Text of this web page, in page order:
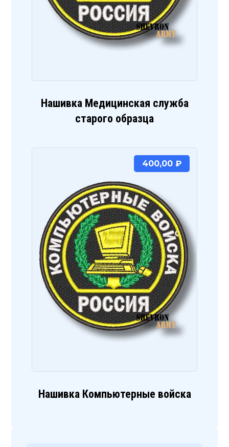
Нашивка Медицинская служба
старого образца
Нашивка Компьютерные войска
400,00 ₽